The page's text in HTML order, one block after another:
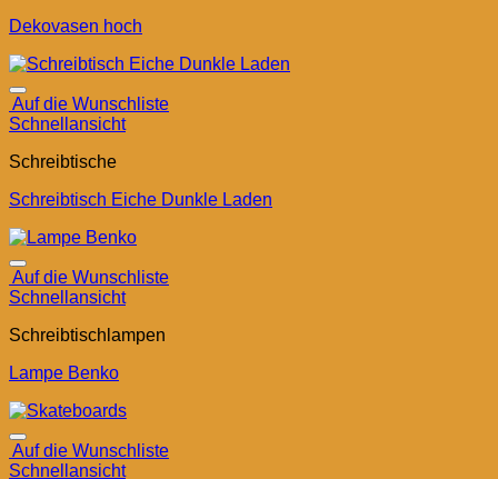
Dekovasen hoch
Auf die Wunschliste
Schnellansicht
Schreibtische
Schreibtisch Eiche Dunkle Laden
Auf die Wunschliste
Schnellansicht
Schreibtischlampen
Lampe Benko
Auf die Wunschliste
Schnellansicht